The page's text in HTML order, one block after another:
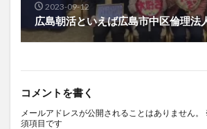
2023-09-12
広島朝活といえば広島市中区倫理法
コメントを書く
メールアドレスが公開されることはありません。
須項目です